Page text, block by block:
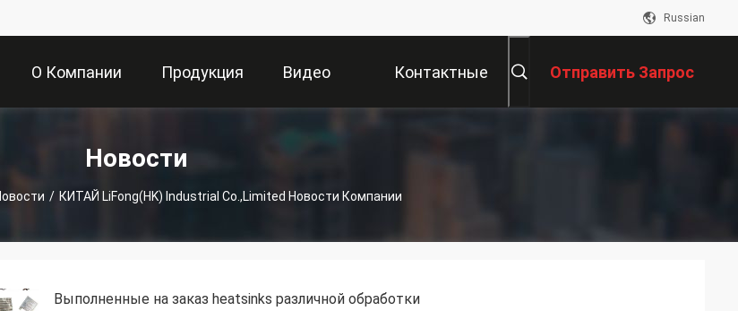
Russian
О Компании Продукция Видео Контактные Отправить Запрос
Новости
/ КИТАЙ LiFong(HK) Industrial Co.,Limited Новости Компании
Выполненные на заказ heatsinks различной обработки